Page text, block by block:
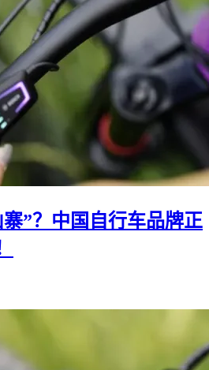
寨”？中国自行车品牌正